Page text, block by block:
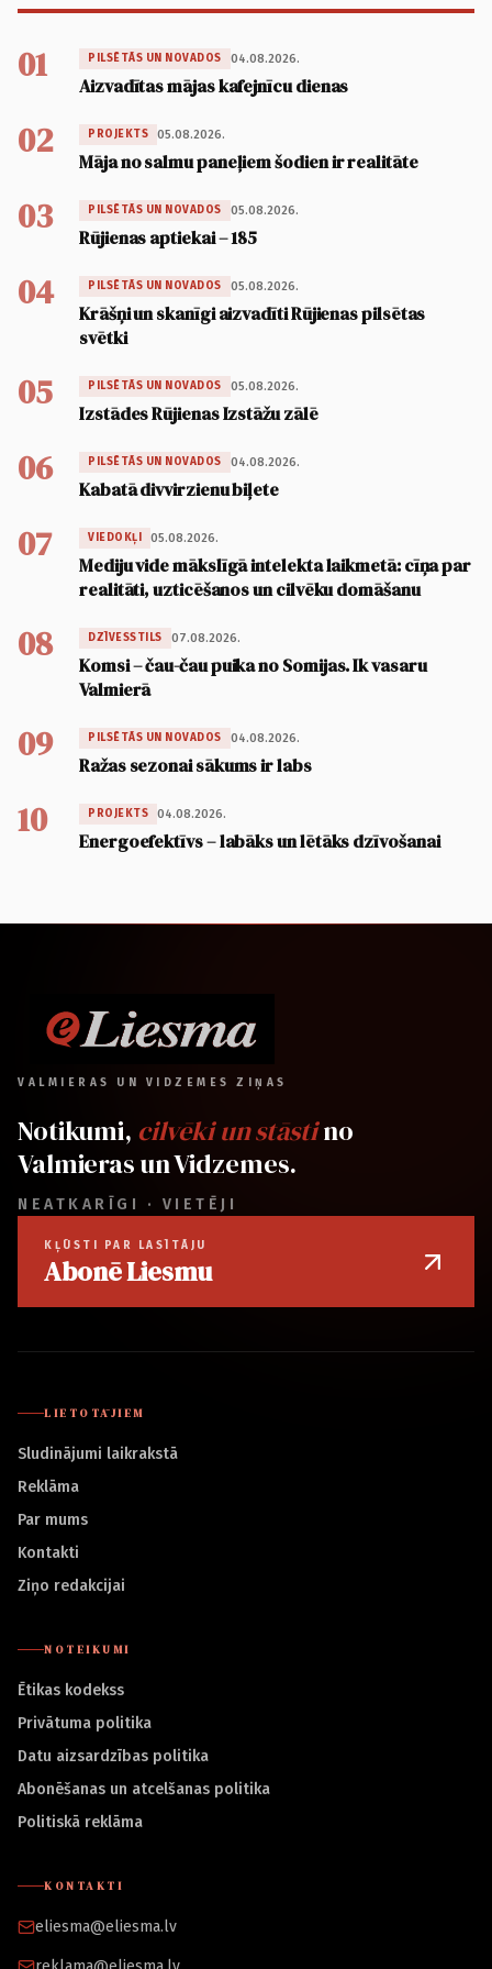
01 PILSĒTĀS UN NOVADOS 04.08.2026.
Aizvadītas mājas kafejnīcu dienas
02 PROJEKTS 05.08.2026.
Māja no salmu paneļiem šodien ir realitāte
03 PILSĒTĀS UN NOVADOS 05.08.2026.
Rūjienas aptiekai – 185
04 PILSĒTĀS UN NOVADOS 05.08.2026.
Krāšņi un skanīgi aizvadīti Rūjienas pilsētas
svētki
05 PILSĒTĀS UN NOVADOS 05.08.2026.
Izstādes Rūjienas Izstāžu zālē
06 PILSĒTĀS UN NOVADOS 04.08.2026.
Kabatā divvirzienu biļete
07 VIEDOKĻI 05.08.2026.
Mediju vide mākslīgā intelekta laikmetā: cīņa par
realitāti, uzticēšanos un cilvēku domāšanu
08 DZĪVESSTILS 07.08.2026.
Komsi – čau-čau puika no Somijas. Ik vasaru
Valmierā
09 PILSĒTĀS UN NOVADOS 04.08.2026.
Ražas sezonai sākums ir labs
10 PROJEKTS 04.08.2026.
Energoefektīvs – labāks un lētāks dzīvošanai
VALMIERAS UN VIDZEMES ZIŅAS
Notikumi, cilvēki un stāstino
Valmieras un Vidzemes.
NEATKARĪGI · VIETĒJI
KĻŪSTI PAR LASĪTĀJU
Abonē Liesmu
LIETOTĀJIEM
Sludinājumi laikrakstā
Reklāma
Par mums
Kontakti
Ziņo redakcijai
NOTEIKUMI
Ētikas kodekss
Privātuma politika
Datu aizsardzības politika
Abonēšanas un atcelšanas politika
Politiskā reklāma
KONTAKTI
eliesma@eliesma.lv